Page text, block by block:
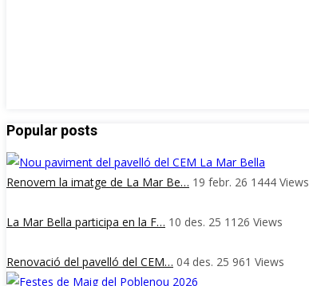
Popular posts
Renovem la imatge de La Mar Be… 19 febr. 26 1444 Views
La Mar Bella participa en la F… 10 des. 25 1126 Views
Renovació del pavelló del CEM… 04 des. 25 961 Views